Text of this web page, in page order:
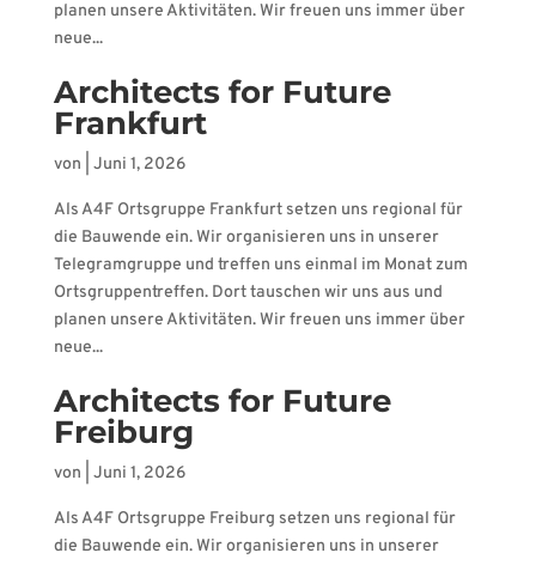
planen unsere Aktivitäten. Wir freuen uns immer über
neue...
Architects for Future
Frankfurt
von Juni 1, 2026
Als A4F Ortsgruppe Frankfurt setzen uns regional für
die Bauwende ein. Wir organisieren uns in unserer
Telegramgruppe und treffen uns einmal im Monat zum
Ortsgruppentreffen. Dort tauschen wir uns aus und
planen unsere Aktivitäten. Wir freuen uns immer über
neue...
Architects for Future
Freiburg
von Juni 1, 2026
Als A4F Ortsgruppe Freiburg setzen uns regional für
die Bauwende ein. Wir organisieren uns in unserer